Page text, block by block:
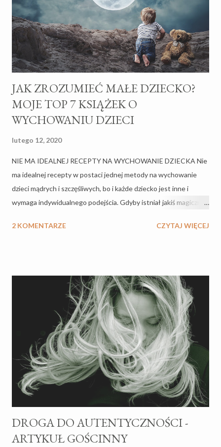
m
e
n
a
r
z
JAK ZROZUMIEĆ MAŁE DZIECKO?
MOJE TOP 7 KSIĄŻEK O
WYCHOWANIU DZIECI
lutego 12, 2020
NIE MA IDEALNEJ RECEPTY NA WYCHOWANIE DZIECKA Nie
ma idealnej recepty w postaci jednej metody na wychowanie
dzieci mądrych i szczęśliwych, bo i każde dziecko jest inne i
wymaga indywidualnego podejścia. Gdyby istniał jakiś magiczny
najcięższej pracy życia. Sama nie jestem fanatykiem książek o
dlatego literaturę dobieram do bieżącej sytuacji, szukając w
książce podpowiedzi, czy odpowiedzi na pytania. Czasem
potrzebuje potwierdzenia, że to, co intuicyjnie myślę, ma
potwierdzenie np. w psychologii. PORADNIKI O
WYCHOWANIU - HIT CZY KIT? Kiedy byłam w ciąży uciekałam
od książek o ciąży, porodzie, wychowywaniu dzieci najdalej jak się
dało, czytałam raczej medyczne artykuły, odpowiedzi na pytania
dotyczące samej fizjologii ciąży i...
2 KOMENTARZE CZYTAJ WIĘCEJ
DROGA DO AUTENTYCZNOŚCI -
ARTYKUŁ GOŚCINNY